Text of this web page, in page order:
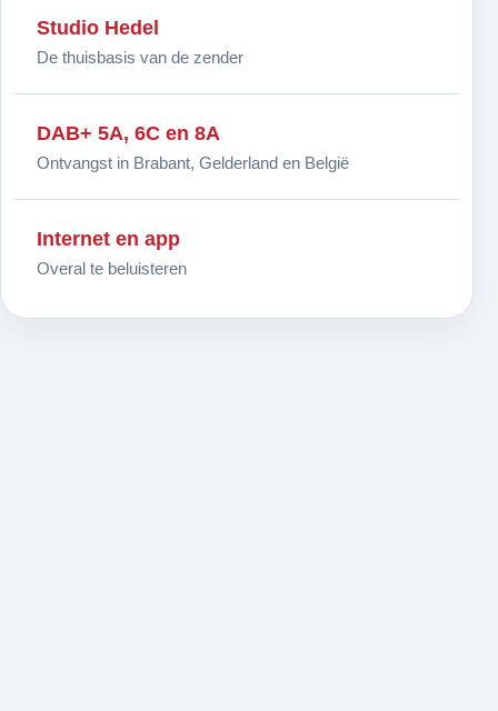
Studio Hedel
De thuisbasis van de zender
DAB+ 5A, 6C en 8A
Ontvangst in Brabant, Gelderland en België
Internet en app
Overal te beluisteren